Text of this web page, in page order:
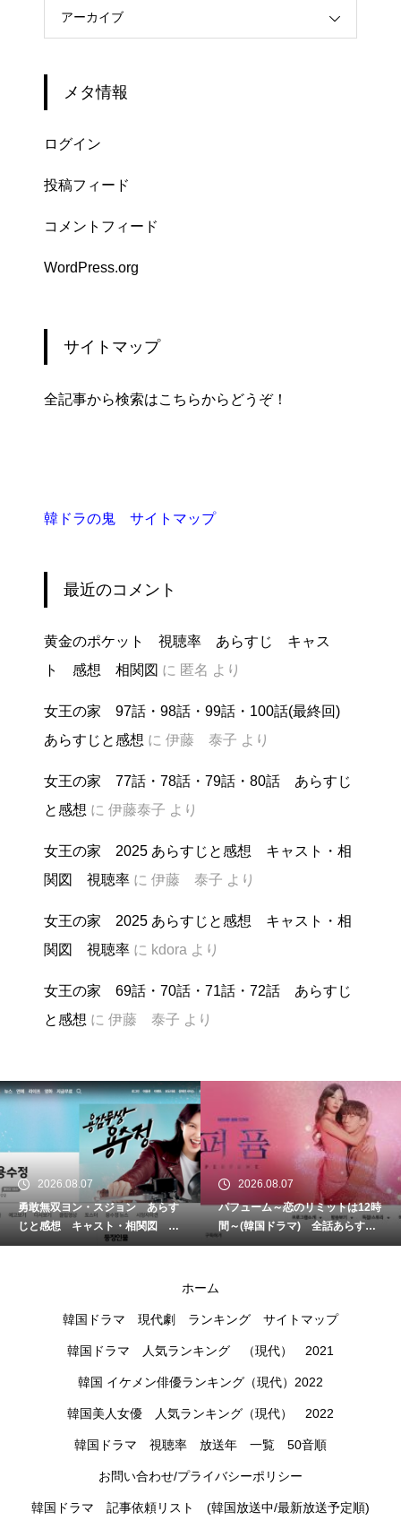
アーカイブ
メタ情報
ログイン
投稿フィード
コメントフィード
WordPress.org
サイトマップ
全記事から検索はこちらからどうぞ！
韓ドラの鬼 サイトマップ
最近のコメント
黄金のポケット 視聴率 あらすじ キャス
ト 感想 相関図 に 匿名 より
女王の家 97話・98話・99話・100話(最終回)
あらすじと感想 に 伊藤 泰子 より
女王の家 77話・78話・79話・80話 あらすじ
と感想 に 伊藤泰子 より
女王の家 2025 あらすじと感想 キャスト・相
関図 視聴率 に 伊藤 泰子 より
女王の家 2025 あらすじと感想 キャスト・相
関図 視聴率 に kdora より
女王の家 69話・70話・71話・72話 あらすじ
と感想 に 伊藤 泰子 より
2026.08.07
勇敢無双ヨン・スジョン あらす
じと感想 キャスト・相関図 視
聴率
2026.08.07
パフューム～恋のリミットは12時
間～(韓国ドラマ) 全話あらすじ
と感想 キャスト・視聴率
ホーム
韓国ドラマ 現代劇 ランキング サイトマップ
韓国ドラマ 人気ランキング （現代） 2021
韓国 イケメン俳優ランキング（現代）2022
韓国美人女優 人気ランキング（現代） 2022
韓国ドラマ 視聴率 放送年 一覧 50音順
お問い合わせ/プライバシーポリシー
韓国ドラマ 記事依頼リスト (韓国放送中/最新放送予定順)